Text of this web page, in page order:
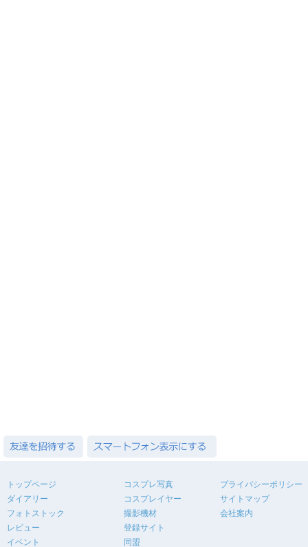
トップページ
ダイアリー
フォトストック
レビュー
イベント
コスプレ写真
コスプレイヤー
撮影機材
登録サイト
同盟
プライバシーポリシー
サイトマップ
会社案内